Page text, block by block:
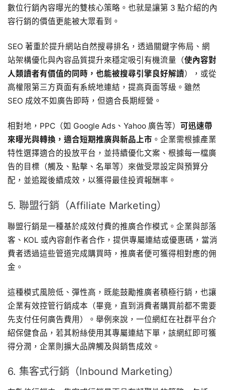
數位行銷內容曝光的雙核心策略。也就是讓第 3 點介紹的內
容行銷的價值更能被大眾看到。
SEO 著重於提升網站自然搜尋排名，透過關鍵字佈局、網
站架構優化與內容品質提升來穩定吸引有機流量（使內容對
人類讀者有價值的同時，也能被搜尋引擎良好解讀），或從
高權限第三方頁面有系統地連結，提高頁面等級。雖然
SEO 成效不如廣告即時，但適合長期經營。
相對地，PPC（如 Google Ads、Yahoo 廣告等） 可迅速帶
來曝光與轉換，適合短期推廣與新品上市 。企業需根據產業
特性選擇適合的投放平台，並持續優化文案、根據每一檔廣
告的目標（觸及、點擊、名單等）來做受眾設定與預算分
配，並追蹤後續成效，以獲得最佳投資報酬率。
5. 聯盟行銷（Affiliate Marketing）
聯盟行銷是一種基於成效付費的推廣合作模式。企業與部落
客、KOL 或內容創作者合作，提供專屬連結或優惠碼，當消
費者透過這些管道完成購買時，推廣者便可獲得相對應的佣
金。
這種模式風險低、彈性高，既能鼓勵推廣者積極行銷，也讓
企業有效控管行銷成本（畢竟，直到消費者購買前都不需要
先支付任何廣告費用）。舉例來說，一位網紅在社群平台介
紹保健食品，若其粉絲使用其專屬連結下單，該網紅即可獲
得分潤，企業則擴大品牌觸及與銷售成效。
6. 集客式行銷（Inbound Marketing）